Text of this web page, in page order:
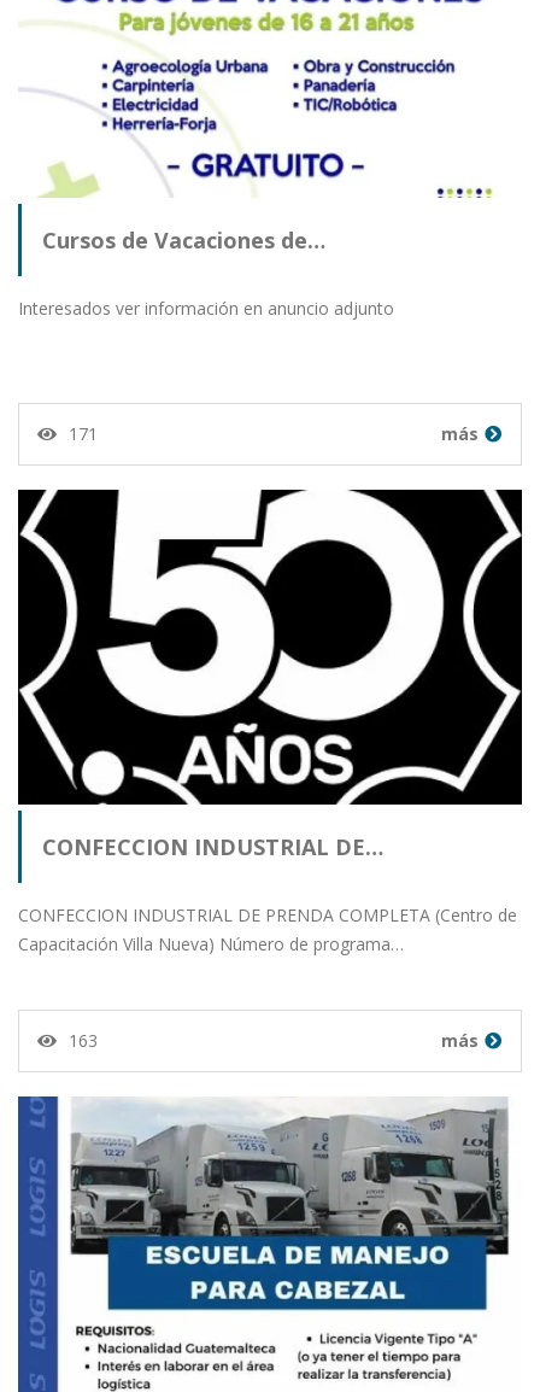
Cursos de Vacaciones de…
Interesados ver información en anuncio adjunto
171 más
CONFECCION INDUSTRIAL DE…
CONFECCION INDUSTRIAL DE PRENDA COMPLETA (Centro de
Capacitación Villa Nueva) Número de programa…
163 más